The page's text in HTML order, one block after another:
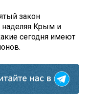
закон
наделяя Крым и
сегодня имеют